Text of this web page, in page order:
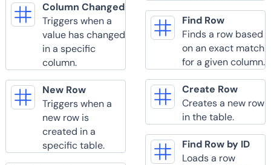
Column Changed
Triggers when a
value has changed
in a specific
column.
New Row
Triggers when a
new row is
created in a
specific table.
Find Row
Finds a row based
on an exact match
for a given column.
Create Row
Creates a new row
in the table.
Find Row by ID
Loads a row